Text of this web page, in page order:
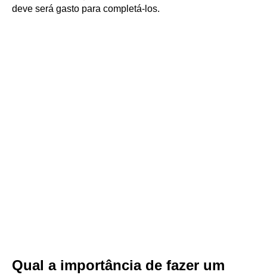
deve será gasto para completá-los.
Qual a importância de fazer um